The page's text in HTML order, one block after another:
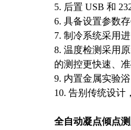
5. 后置 USB 和
6. 具备设置参数
7. 制冷系统采用
8. 温度检测采用
的测控更快速、
9. 内置金属实验
10. 告别传统设计
全自动凝点倾点